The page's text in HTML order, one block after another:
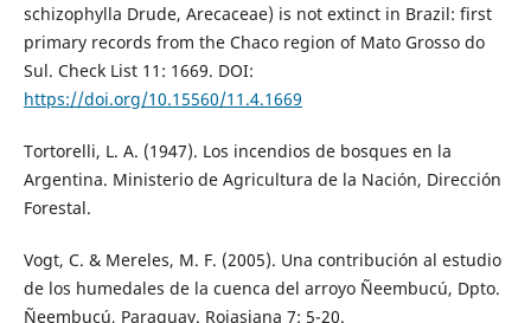
schizophylla Drude, Arecaceae) is not extinct in Brazil: first
primary records from the Chaco region of Mato Grosso do
Sul. Check List 11: 1669. DOI:
https://doi.org/10.15560/11.4.1669
Tortorelli, L. A. (1947). Los incendios de bosques en la
Argentina. Ministerio de Agricultura de la Nación, Dirección
Forestal.
Vogt, C. & Mereles, M. F. (2005). Una contribución al estudio
de los humedales de la cuenca del arroyo Ñeembucú, Dpto.
Ñeembucú, Paraguay. Rojasiana 7: 5-20.